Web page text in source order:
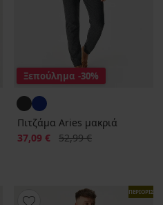
Ξεπούλημα -30%
Πιτζάμα Aries μακριά
Έκπτωση
37,09 € Αρχική τιμή
52,99 €